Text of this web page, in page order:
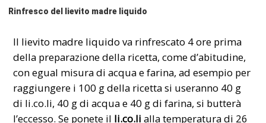
Rinfresco del lievito madre liquido
Il lievito madre liquido va rinfrescato 4 ore prima
della preparazione della ricetta, come d’abitudine,
con egual misura di acqua e farina, ad esempio per
raggiungere i 100 g della ricetta si useranno 40 g
di li.co.li, 40 g di acqua e 40 g di farina, si butterà
l’eccesso. Se ponete il li.co.li alla temperatura di 26